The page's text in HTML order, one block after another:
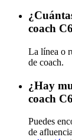
coach
La línea o
de coach.
¿Hay
coach
Puedes
de